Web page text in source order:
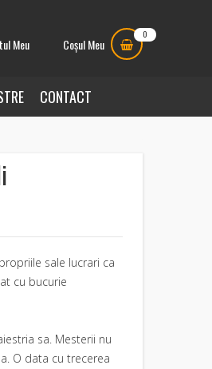
Meu
Coșul Meu
0
CONTACT
sale lucrari ca
cu bucurie
sa. Mesterii nu
O data cu trecerea